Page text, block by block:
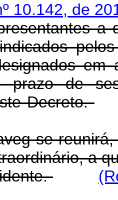
10.142, de
prazo de
Decreto.
se
a